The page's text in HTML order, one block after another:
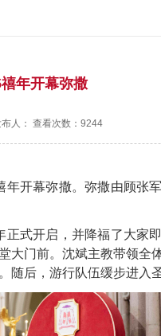
年开幕弥撒
人： 查看次数：9244
开幕弥撒。弥撒由顾张
正式开启，并降福了大家
大门前。沈斌主教带领全
随后，游行队伍缓步进入圣